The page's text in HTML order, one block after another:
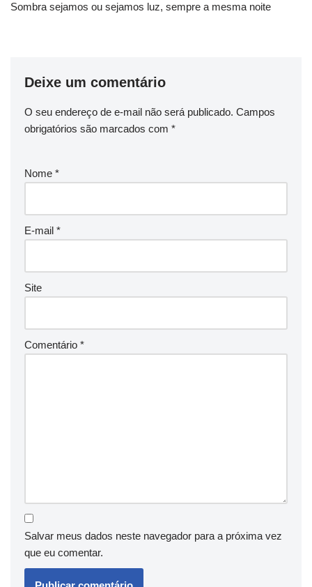
Sombra sejamos ou sejamos luz, sempre a mesma noite
Deixe um comentário
O seu endereço de e-mail não será publicado. Campos
obrigatórios são marcados com *
Nome *
E-mail *
Site
Comentário *
Salvar meus dados neste navegador para a próxima vez
que eu comentar.